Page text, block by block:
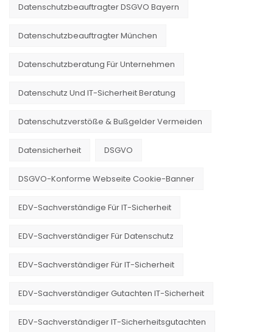
Datenschutzbeauftragter DSGVO Bayern
Datenschutzbeauftragter München
Datenschutzberatung Für Unternehmen
Datenschutz Und IT-Sicherheit Beratung
Datenschutzverstöße & Bußgelder Vermeiden
Datensicherheit DSGVO
DSGVO-Konforme Webseite Cookie-Banner
EDV-Sachverständige Für IT-Sicherheit
EDV-Sachverständiger Für Datenschutz
EDV-Sachverständiger Für IT-Sicherheit
EDV-Sachverständiger Gutachten IT-Sicherheit
EDV-Sachverständiger IT-Sicherheitsgutachten